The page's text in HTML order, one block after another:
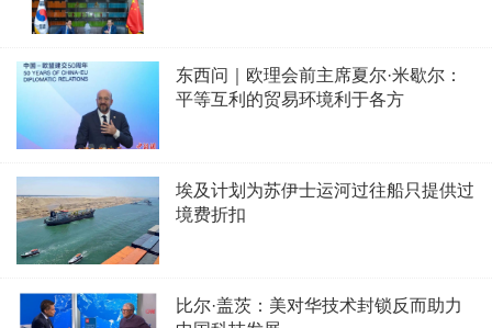
东西问｜欧理会前主席夏尔·米歇尔：
平等互利的贸易环境利于各方
埃及计划为苏伊士运河过往船只提供过
境费折扣
比尔·盖茨：美对华技术封锁反而助力